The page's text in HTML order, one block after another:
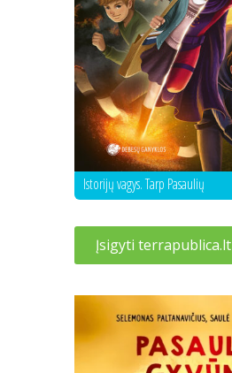
Istorijų vagys. Tarp Pasaulių
Įsigyti terrapublica.lt